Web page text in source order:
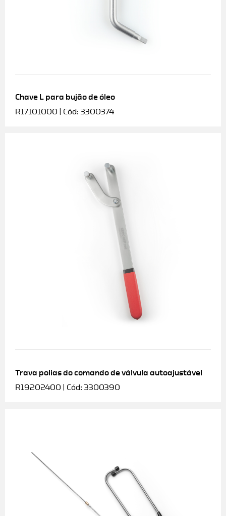
Chave L para bujão de óleo
R17101000 | Cód: 3300374
Trava polias do comando de válvula autoajustável
R19202400 | Cód: 3300390